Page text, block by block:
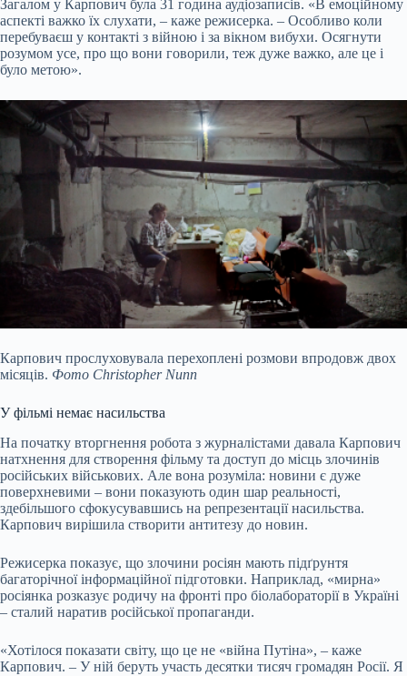
Загалом у Карпович була 31 година аудіозаписів. «В емоційному
аспекті важко їх слухати, – каже режисерка. – Особливо коли
перебуваєш у контакті з війною і за вікном вибухи. Осягнути
розумом усе, про що вони говорили, теж дуже важко, але це і
було метою».
Карпович прослуховувала перехоплені розмови впродовж двох
місяців. Фото Christopher Nunn
У фільмі немає насильства
На початку вторгнення робота з журналістами давала Карпович
натхнення для створення фільму та доступ до місць злочинів
російських військових. Але вона розуміла: новини є дуже
поверхневими – вони показують один шар реальності,
здебільшого сфокусувавшись на репрезентації насильства.
Карпович вирішила створити антитезу до новин.
Режисерка показує, що злочини росіян мають підґрунтя
багаторічної інформаційної підготовки. Наприклад, «мирна»
росіянка розказує родичу на фронті про біолабораторії в Україні
– сталий наратив російської пропаганди.
«Хотілося показати світу, що це не «війна Путіна», – каже
Карпович. – У ній беруть участь десятки тисяч громадян Росії. Я